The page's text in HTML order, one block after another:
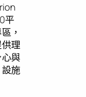
平
，
理
與
施